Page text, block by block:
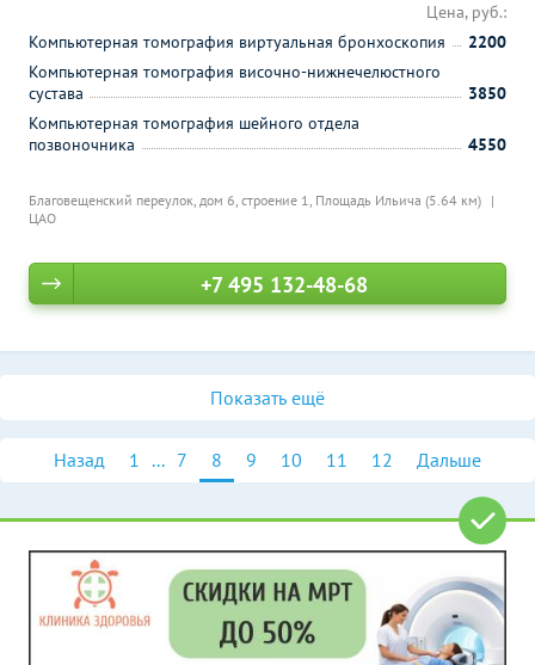
Благовещенский переулок, дом 6, строение 1, Площадь Ильича (5.64 км)
ЦАО
Цена, руб.:
Компьютерная томография виртуальная бронхоскопия
2200
Компьютерная томография височно-нижнечелюстного
сустава
3850
Компьютерная томография шейного отдела
позвоночника
4550
+7 495 132-48-68
Показать ещё
Назад 1 ... 7 8 9 10 11 12 Дальше